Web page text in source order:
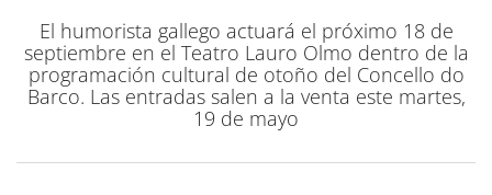
El humorista gallego actuará el próximo 18 de
septiembre en el Teatro Lauro Olmo dentro de la
programación cultural de otoño del Concello do
Barco. Las entradas salen a la venta este martes,
19 de mayo